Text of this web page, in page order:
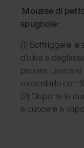
Mousse di
spugnole:
(1) Soffriggere
d'oliva e
pepare.
mescolarlo con
(2) Disporre le
e cuocere a